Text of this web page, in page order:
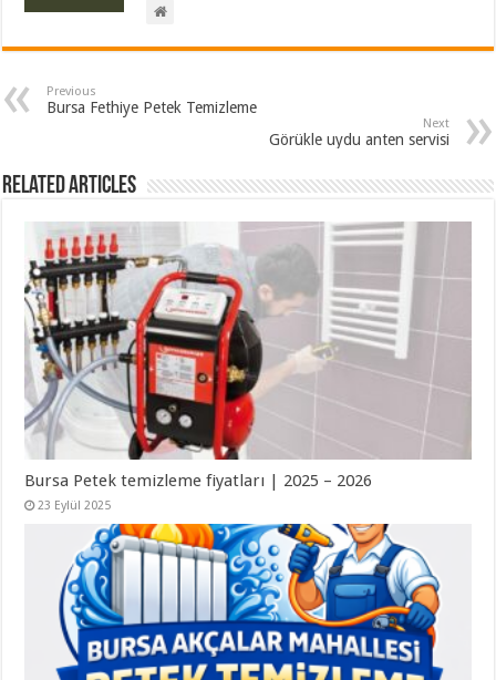
Previous
Bursa Fethiye Petek Temizleme
Next
Görükle uydu anten servisi
Related Articles
Bursa Petek temizleme fiyatları | 2025 – 2026
23 Eylül 2025